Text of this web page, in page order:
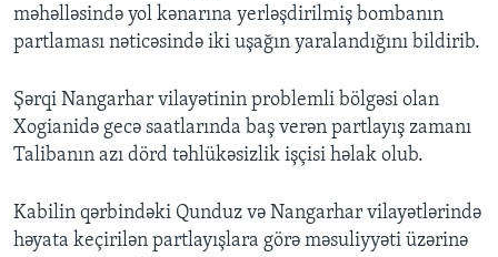
məhəlləsində yol kənarına yerləşdirilmiş bombanın
partlaması nəticəsində iki uşağın yaralandığını bildirib.
Şərqi Nangarhar vilayətinin problemli bölgəsi olan
Xogianidə gecə saatlarında baş verən partlayış zamanı
Talibanın azı dörd təhlükəsizlik işçisi həlak olub.
Kabilin qərbindəki Qunduz və Nangarhar vilayətlərində
həyata keçirilən partlayışlara görə məsuliyyəti üzərinə